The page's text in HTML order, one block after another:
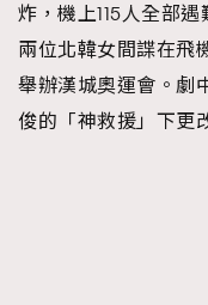
炸，機上115人全部
兩位北韓女間諜在飛
舉辦漢城奧運會。劇
俊的「神救援」下更